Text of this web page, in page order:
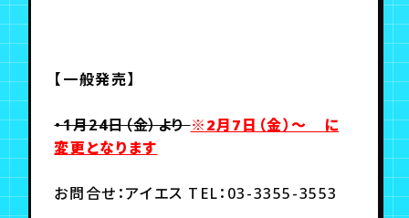
【一般発売】
・1月24日（金）より※2月7日（金）～ に
変更となります
お問合せ：アイエス TEL：03-3355-3553